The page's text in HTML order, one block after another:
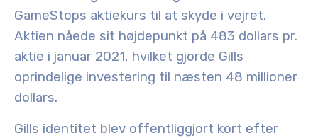
GameStops aktiekurs til at skyde i vejret.
Aktien nåede sit højdepunkt på 483 dollars pr.
aktie i januar 2021, hvilket gjorde Gills
oprindelige investering til næsten 48 millioner
dollars.
Gills identitet blev offentliggjort kort efter